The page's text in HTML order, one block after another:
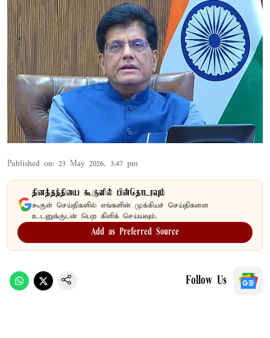
Published on: 23 May 2026, 3:47 pm
தினத்தந்தியை கூகுளில் பின்தொடரவும்
கூகுள் செய்திகளில் எங்களின் முக்கியச் செய்திகளை
உடனுக்குடன் பெற கிளிக் செய்யவும்.
Add as Preferred Source
Follow Us